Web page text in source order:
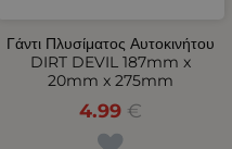
Γάντι Πλυσίματος Αυτοκινήτου
DIRT DEVIL 187mm x
20mm x 275mm
4.99 €